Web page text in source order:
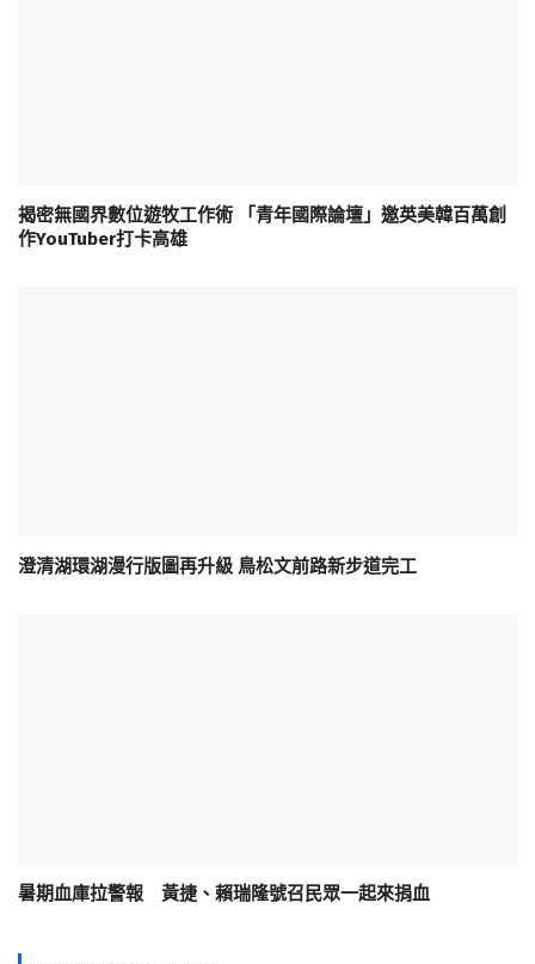
揭密無國界數位遊牧工作術 「青年國際論壇」邀英美韓百萬創
作YouTuber打卡高雄
澄清湖環湖漫行版圖再升級 鳥松文前路新步道完工
暑期血庫拉警報 黃捷、賴瑞隆號召民眾一起來捐血